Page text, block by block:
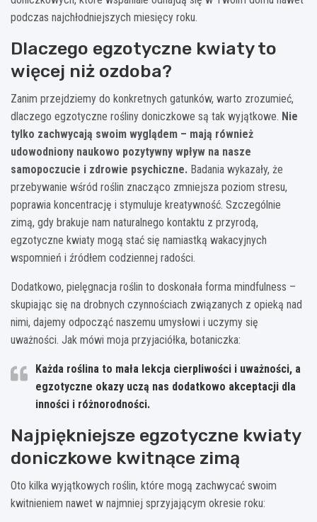
podczas najchłodniejszych miesięcy roku.
Dlaczego egzotyczne kwiaty to
więcej niż ozdoba?
Zanim przejdziemy do konkretnych gatunków, warto zrozumieć,
dlaczego egzotyczne rośliny doniczkowe są tak wyjątkowe. Nie
tylko zachwycają swoim wyglądem – mają również
udowodniony naukowo pozytywny wpływ na nasze
samopoczucie i zdrowie psychiczne. Badania wykazały, że
przebywanie wśród roślin znacząco zmniejsza poziom stresu,
poprawia koncentrację i stymuluje kreatywność. Szczególnie
zimą, gdy brakuje nam naturalnego kontaktu z przyrodą,
egzotyczne kwiaty mogą stać się namiastką wakacyjnych
wspomnień i źródłem codziennej radości.
Dodatkowo, pielęgnacja roślin to doskonała forma mindfulness –
skupiając się na drobnych czynnościach związanych z opieką nad
nimi, dajemy odpocząć naszemu umysłowi i uczymy się
uważności. Jak mówi moja przyjaciółka, botaniczka:
Każda roślina to mała lekcja cierpliwości i uważności, a
egzotyczne okazy uczą nas dodatkowo akceptacji dla
inności i różnorodności.
Najpiękniejsze egzotyczne kwiaty
doniczkowe kwitnące zimą
Oto kilka wyjątkowych roślin, które mogą zachwycać swoim
kwitnieniem nawet w najmniej sprzyjającym okresie roku: